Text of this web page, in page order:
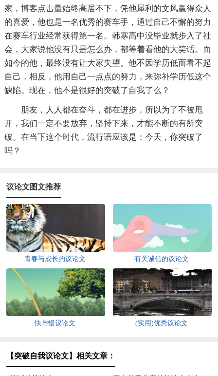
家，博客点击量始终高居不下，凭他犀利的文风赢得众人
的喜爱，他也是一名优秀的赛车手，通过自己不懈的努力
在赛车行业经常获得第一名。韩寒高中没毕业就步入了社
会，大家说他没有只是怎么办，都等着看他的大笑话。而
如今的他，最终没有让大家失望。他不因学历低而看不起
自己，相反，他用自己一点点的努力，来弥补学历低这个
缺陷。现在，他不是很好的突破了自我了么？
朋友，人人都在奋斗，都在进步，所以为了不被甩
开，我们一定不要放弃，坚持下来，才能不断的有所突
破。在当下这个时代，流行语应该是：今天，你突破了
吗？
议论文图文推荐
青春与成长的议论文 有关诚信的议论文
快与慢议论文 (实用)优秀议论文
【突破自我议论文】相关文章：